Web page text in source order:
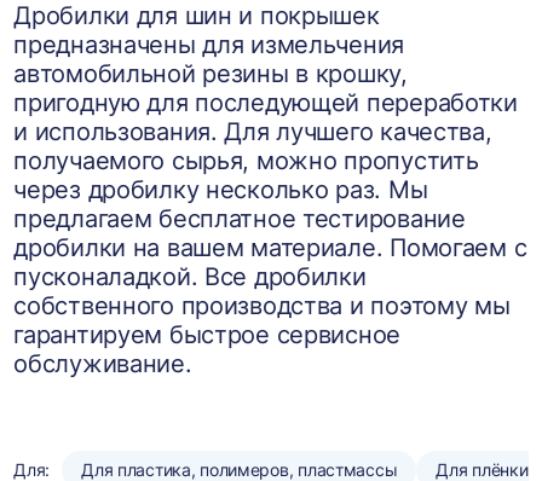
Дробилки для шин и покрышек
предназначены для измельчения
автомобильной резины в крошку,
пригодную для последующей переработки
и использования. Для лучшего качества,
получаемого сырья, можно пропустить
через дробилку несколько раз. Мы
предлагаем бесплатное тестирование
дробилки на вашем материале. Помогаем с
пусконаладкой. Все дробилки
собственного производства и поэтому мы
гарантируем быстрое сервисное
обслуживание.
Для: Для пластика, полимеров, пластмассы Для плёнки